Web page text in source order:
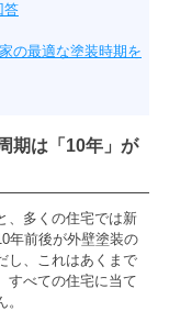
答
の最適な塗装時期を
期は「10年」が
、多くの住宅では新
年前後が外壁塗装の
し、これはあくまで
すべての住宅に当て